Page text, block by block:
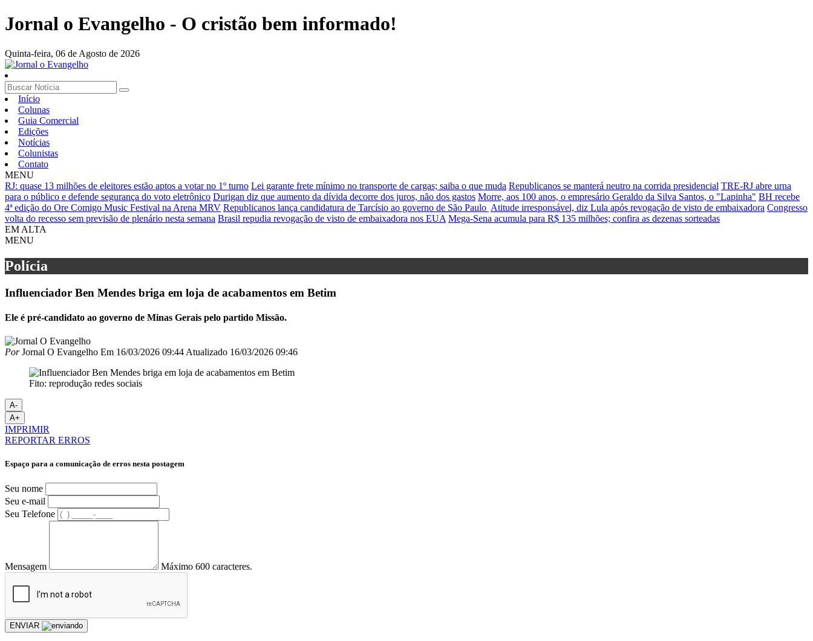
Jornal o Evangelho - O cristão bem informado!
Quinta-feira, 06 de Agosto de 2026
Início
Colunas
Guia Comercial
Edições
Notícias
Colunistas
Contato
MENU
RJ: quase 13 milhões de eleitores estão aptos a votar no 1º turno Lei garante frete mínimo no transporte de cargas; saiba o que muda Republicanos se manterá neutro na corrida presidencial TRE-RJ abre urna
para o público e defende segurança do voto eletrônico Durigan diz que aumento da dívida decorre dos juros, não dos gastos Morre, aos 100 anos, o empresário Geraldo da Silva Santos, o "Lapinha" BH recebe
4ª edição do Ore Comigo Music Festival na Arena MRV Republicanos lança candidatura de Tarcísio ao governo de São Paulo Atitude irresponsável, diz Lula após revogação de visto de embaixadora Congresso
volta do recesso sem previsão de plenário nesta semana Brasil repudia revogação de visto de embaixadora nos EUA Mega-Sena acumula para R$ 135 milhões; confira as dezenas sorteadas
EM ALTA
MENU
Polícia
Influenciador Ben Mendes briga em loja de acabamentos em Betim
Ele é pré-candidato ao governo de Minas Gerais pelo partido Missão.
PorJornal O Evangelho Em 16/03/2026 09:44 Atualizado 16/03/2026 09:46
Fito: reprodução redes sociais
A-
A+
IMPRIMIR
REPORTAR ERROS
Espaço para a comunicação de erros nesta postagem
Seu nome
Seu e-mail
Seu Telefone
Mensagem Máximo 600 caracteres.
ENVIAR